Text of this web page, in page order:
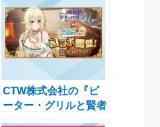
CTW株式会社の『ピ
ーター・グリルと賢者